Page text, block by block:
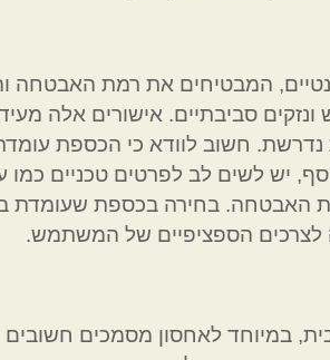
המבטיחים את רמת האבטחה
סביבתיים. אישורים אלה
נדרשת. חשוב לוודא כי הכספת
יש לשים לב לפרטים טכניים כמו
האבטחה. בחירה בכספת שעומדת
לצרכים הספציפיים של המשתמש.
במיוחד לאחסון מסמכים חשובים